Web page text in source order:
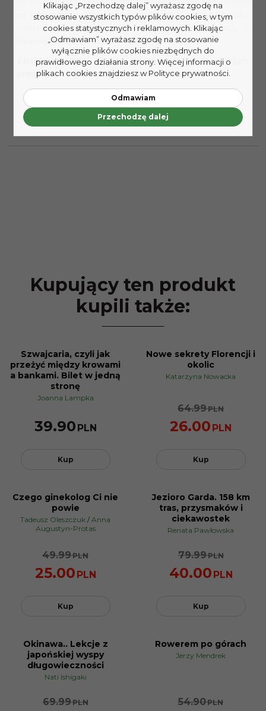
na szlakach Europyto historia o uniesieniach, jakich autor
doświadczył w winiarniach, restauracjach, tawernach, a
niekiedy prostych barach – czyli o epifaniach stołu.
Znajdziesz tutaj indeks odmian win zawierający
propozycje najlepszych połączeń kulinarnych!
Kupujący ten produkt
kupili także:
Szwajcaria, czyli jak
przeżyć między krowami
a bankami. Bilet w jedną
stronę
Joanna Lampka
39.90 PLN
Kup
Nowe sekrety Florencji i
okolic
Katarzyna Nowacka
64.99PLN
26.00 PLN
Kup
Czego ginekolog Ci nie
powie
Tadeusz Oleszczuk / Anna
Augustyn-Protas
49.99PLN
25.00 PLN
Kup
PROMOCJA
Jezioro Garda. 158 km
tras, przysmaków i
ciekawostek
Renata Pawłowska
79.99PLN
40.00 PLN
Kup
PROMOCJA
Okinawa.. Lekcje z
japońskiej wyspy
długowieczności
Nati Ishigaki
69.99PLN
Rowerem po górach
Jerzy Mendrek
54.90PLN
Klikając „Przechodzę dalej” wyrażasz zgodę na
stosowanie wszystkich typów plików cookies, w tym
cookies statystycznych i reklamowych. Klikając
„Odmawiam” wyrażasz zgodę na stosowanie
wyłącznie plików cookies niezbędnych do
prawidłowego działania strony. Więcej informacji o
plikach cookies znajdziesz w Polityce prywatności.
Odmawiam
Przechodzę dalej